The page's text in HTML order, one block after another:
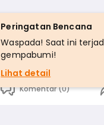
Komentar (0)
Peringatan Bencana
Waspada! Saat ini
gempabumi!
Lihat detail